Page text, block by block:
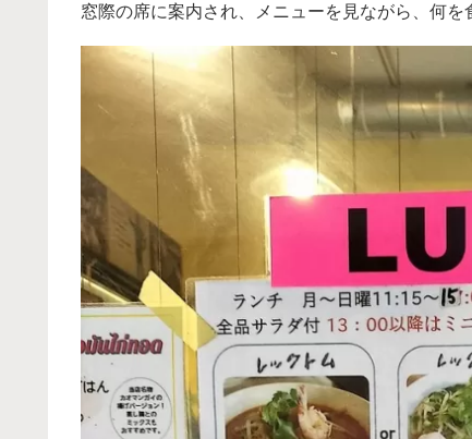
窓際の席に案内され、メニューを見ながら、何を